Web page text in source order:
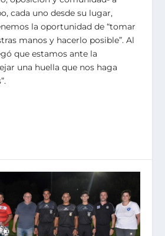
cada uno desde su lugar,
la oportunidad de “tomar
manos y hacerlo posible”. Al
que estamos ante la
una huella que nos haga